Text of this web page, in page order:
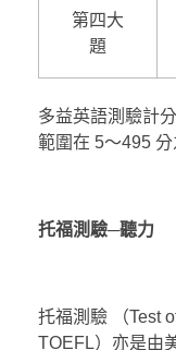
第四大
題
多益英語測驗計
範圍在 5～495 分
托福測驗─聽力
托福測驗 （Test
TOEFL）亦是由